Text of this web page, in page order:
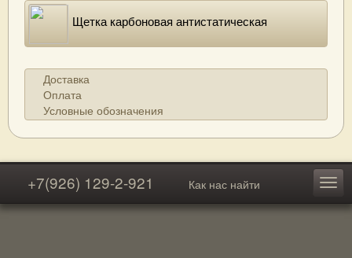
Щетка карбоновая антистатическая
Доставка
Оплата
Условные обозначения
+7(926) 129-2-921 Как нас найти